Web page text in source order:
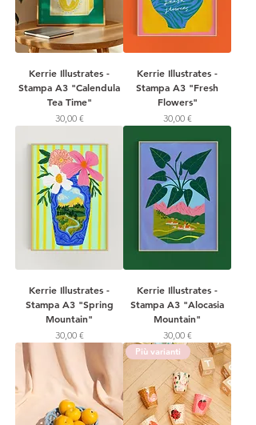
Kerrie Illustrates -
Stampa A3 "Calendula
Tea Time"
Prezzo
30,00 €
Kerrie Illustrates -
Stampa A3 "Fresh
Flowers"
Prezzo
30,00 €
Kerrie Illustrates -
Stampa A3 "Spring
Mountain"
Prezzo
30,00 €
Kerrie Illustrates -
Stampa A3 "Alocasia
Mountain"
Prezzo
30,00 €
Più varianti